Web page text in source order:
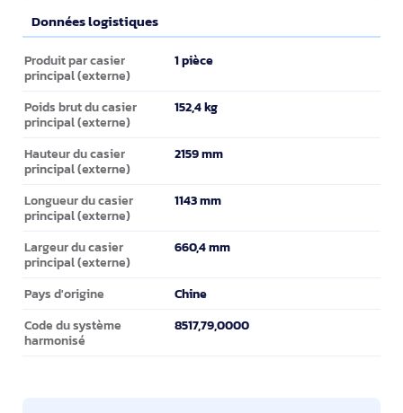
Données logistiques
Données logistiques
Produit par casier
principal (externe)
1 pièce
Poids brut du casier
principal (externe)
152,4 kg
Hauteur du casier
principal (externe)
2159 mm
Longueur du casier
principal (externe)
1143 mm
Largeur du casier
principal (externe)
660,4 mm
Pays d'origine Chine
Code du système
harmonisé
8517,79,0000